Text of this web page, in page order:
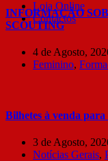
Loja Online
Contactos
INFORMAÇÃO
SCOUTING
4 de Agosto,
Feminino,
Bilhetes à venda
3 de Agosto,
Notícias Gerais,